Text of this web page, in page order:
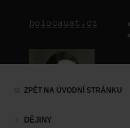
ZPĚT NA ÚVODNÍ STRÁNKU
DĚJINY